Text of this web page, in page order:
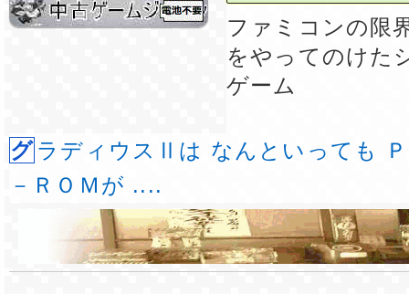
ファミコンの限
をやってのけた
ゲーム
グラディウスⅡは なんといっても ＰＣエンジンＣＤ
－ＲＯＭが ....